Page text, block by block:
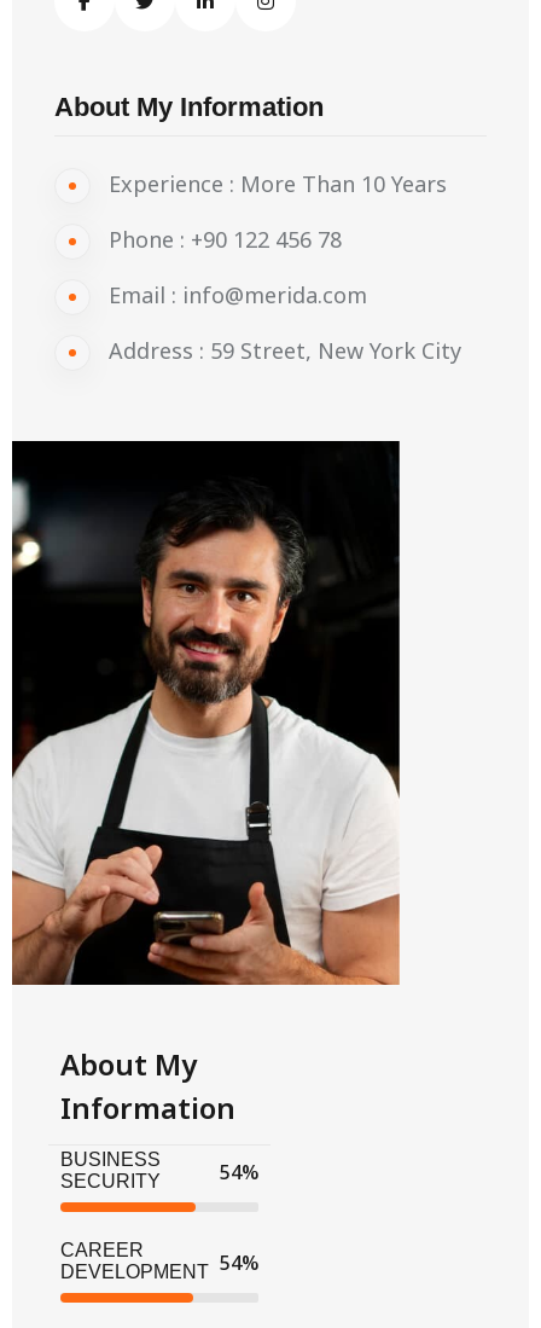
About My Information
Experience : More Than 10 Years
Phone : +90 122 456 78
Email : info@merida.com
Address : 59 Street, New York City
About My
Information
BUSINESS
SECURITY
61%
CAREER
DEVELOPMENT 60%